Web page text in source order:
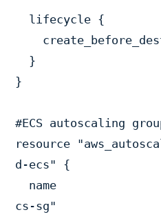
lifecycle {
}
}
#ECS autoscaling
resource
d-ecs" {
name
cs-sg"